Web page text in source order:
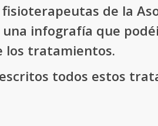
de la
infografía que
los tratamientos.
todos estos